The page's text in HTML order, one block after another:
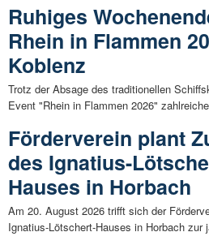
Ruhiges
Rhein in Flammen
Koblenz
Trotz der Absage des traditionellen
Event "Rhein in Flammen 2026"
Förderverein plant
des Ignatius-
Hauses in Horbach
Am 20. August 2026 trifft sich der
Ignatius-Lötschert-Hauses in Horbach zur